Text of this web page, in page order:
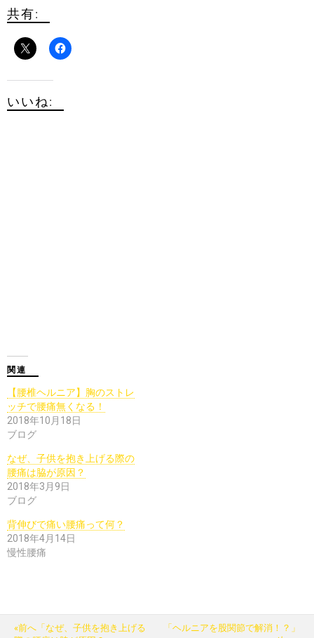
共有:
いいね:
関連
【腰椎ヘルニア】胸のストレ
ッチで腰痛無くなる！
2018年10月18日
ブログ
なぜ、子供を抱き上げる際の
腰痛は脇が原因？
2018年3月9日
ブログ
背伸びで痛い腰痛って何？
2018年4月14日
慢性腰痛
«前へ「なぜ、子供を抱き上げる
「ヘルニアを股関節で解消！？」